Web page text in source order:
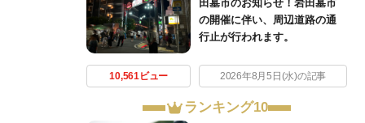
田墓市のお知らせ！岩田墓市
の開催に伴い、周辺道路の通
行止が行われます。
10,561ビュー 2026年8月5日(水)の記事
ランキング10